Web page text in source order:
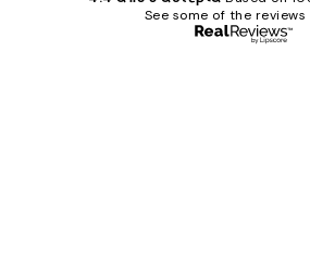
See some of the reviews